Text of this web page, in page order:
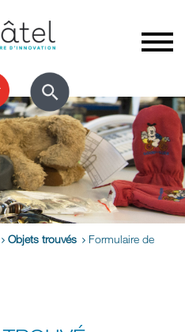
Objets trouvés
Formulaire de